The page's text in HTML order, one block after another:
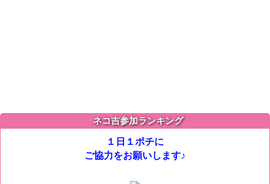
ネコ吉参加ランキング
１日１ポチに
ご協力をお願いします♪